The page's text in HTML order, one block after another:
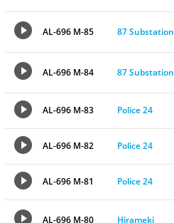
AL-696 M-85 87 Substation
AL-696 M-84 87 Substation
AL-696 M-83 Police 24
AL-696 M-82 Police 24
AL-696 M-81 Police 24
AL-696 M-80 Hirameki